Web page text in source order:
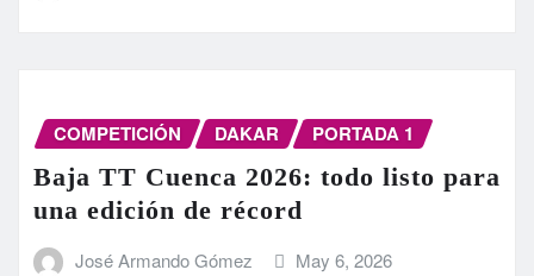
COMPETICIÓN DAKAR PORTADA 1
Baja TT Cuenca 2026: todo listo para
una edición de récord
José Armando Gómez May 6, 2026